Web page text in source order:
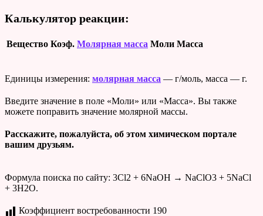
Калькулятор реакции:
Вещество Коэф. Молярная масса Моли Масса
Единицы измерения: молярная масса — г/моль, масса — г.
Введите значение в поле «Моли» или «Масса». Вы также
можете поправить значение молярной массы.
Расскажите, пожалуйста, об этом химическом портале
вашим друзьям.
Формула поиска по сайту: 3Cl2 + 6NaOH → NaClO3 + 5NaCl
+ 3H2O.
Коэффициент востребованности 190